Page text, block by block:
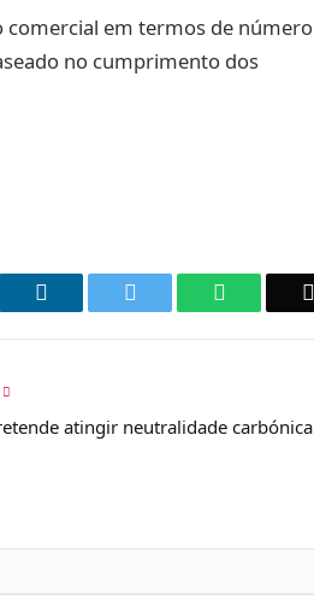
comercial em termos de número
no cumprimento dos
LinkedIn WhatsApp
atingir neutralidade carbónica